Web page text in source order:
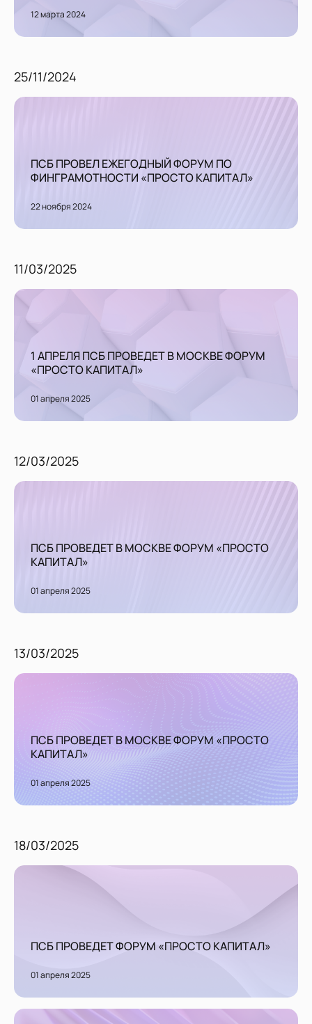
12 марта 2024
25/11/2024
ПСБ ПРОВЕЛ ЕЖЕГОДНЫЙ ФОРУМ ПО
ФИНГРАМОТНОСТИ «ПРОСТО КАПИТАЛ»
22 ноября 2024
11/03/2025
1 АПРЕЛЯ ПСБ ПРОВЕДЕТ В МОСКВЕ ФОРУМ
«ПРОСТО КАПИТАЛ»
01 апреля 2025
12/03/2025
ПСБ ПРОВЕДЕТ В МОСКВЕ ФОРУМ «ПРОСТО
КАПИТАЛ»
01 апреля 2025
13/03/2025
ПСБ ПРОВЕДЕТ В МОСКВЕ ФОРУМ «ПРОСТО
КАПИТАЛ»
01 апреля 2025
18/03/2025
ПСБ ПРОВЕДЕТ ФОРУМ «ПРОСТО КАПИТАЛ»
01 апреля 2025